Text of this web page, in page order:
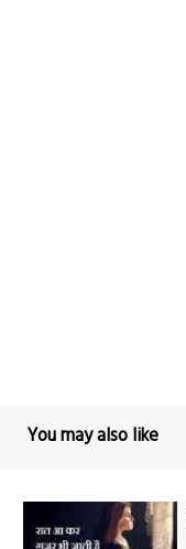
You may also like